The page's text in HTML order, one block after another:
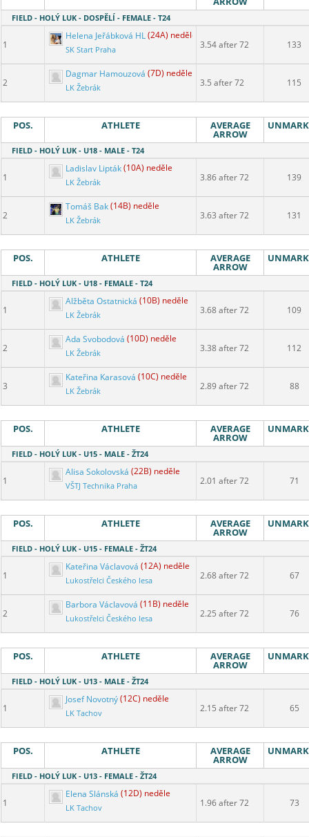
FIELD - HOLÝ LUK - DOSPĚLÍ - FEMALE - T24
1
Helena Jeřábková HL(24A) neděle
SK Start Praha 3.54 after 72 133
2
Dagmar Hamouzová (7D) neděle
LK Žebrák 3.5 after 72 115
POS. ATHLETE AVERAGE
ARROW
FIELD - HOLÝ LUK - U18 - MALE - T24
1
Ladislav Lipták(10A) neděle
LK Žebrák 3.86 after 72 139
2
Tomáš Bak(14B) neděle
LK Žebrák 3.63 after 72 131
POS. ATHLETE AVERAGE
ARROW
FIELD - HOLÝ LUK - U18 - FEMALE - T24
1
Alžběta Ostatnická (10B) neděle
LK Žebrák 3.68 after 72 109
2
Ada Svobodová (10D) neděle
LK Žebrák 3.38 after 72 112
3
Kateřina Karasová (10C) neděle
LK Žebrák 2.89 after 72 88
POS. ATHLETE AVERAGE
ARROW
FIELD - HOLÝ LUK - U15 - MALE - ŽT24
1
Alisa Sokolovská (22B) neděle
VŠTJ Technika Praha 2.01 after 72 71
POS. ATHLETE AVERAGE
ARROW
FIELD - HOLÝ LUK - U15 - FEMALE - ŽT24
1
Kateřina Václavová (12A) neděle
Lukostřelci Českého lesa 2.68 after 72 67
2
Barbora Václavová (11B) neděle
Lukostřelci Českého lesa 2.25 after 72 76
POS. ATHLETE AVERAGE
ARROW
FIELD - HOLÝ LUK - U13 - MALE - ŽT24
1
Josef Novotný(12C) neděle
LK Tachov 2.15 after 72 65
POS. ATHLETE AVERAGE
ARROW
FIELD - HOLÝ LUK - U13 - FEMALE - ŽT24
1
Elena Slánská (12D) neděle
LK Tachov 1.96 after 72 73